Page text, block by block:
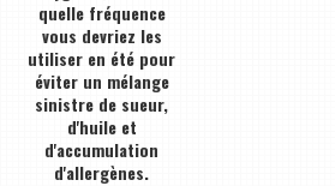
quelle fréquence
vous devriez les
utiliser en été pour
éviter un mélange
sinistre de sueur,
d'huile et
d'accumulation
d'allergènes.